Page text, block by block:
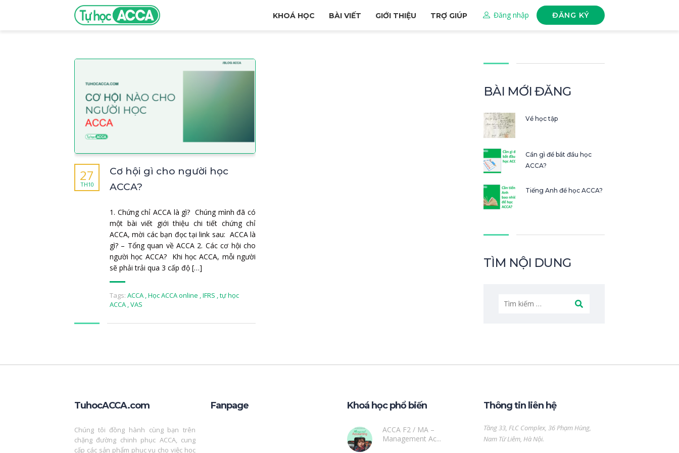
KHOÁ HỌC BÀI VIẾT GIỚI THIỆU TRỢ GIÚP Đăng nhập ĐĂNG KÝ
Cơ hội gì cho người học
ACCA?
27
TH10
1. Chứng chỉ ACCA là gì? Chúng mình đã có
một bài viết giới thiệu chi tiết chứng chỉ
ACCA, mời các bạn đọc tại link sau: ACCA là
gì? – Tổng quan về ACCA 2. Các cơ hội cho
người học ACCA? Khi học ACCA, mỗi người
sẽ phải trải qua 3 cấp độ […]
Tags: ACCA ,Học ACCA online ,IFRS ,tự học
ACCA ,VAS
BÀI MỚI ĐĂNG
Về học tập
Cần gì để bắt đầu học
ACCA?
Tiếng Anh để học ACCA?
TÌM NỘI DUNG
Tìm
TuhocACCA.com
Chúng tôi đồng hành cùng bạn trên
chặng đường chinh phục ACCA, cung
cấp các sản phẩm phục vụ cho việc học
Fanpage Khoá học phổ biến
ACCA F2 / MA –
Management Ac...
Thông tin liên hệ
Tầng 33, FLC Complex, 36 Phạm Hùng,
Nam Từ Liêm, Hà Nội.